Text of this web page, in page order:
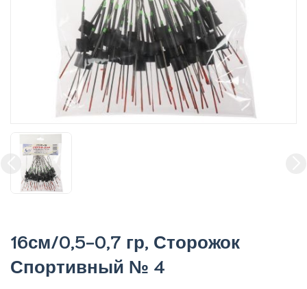
16см/0,5-0,7 гр, Сторожок
Спортивный № 4